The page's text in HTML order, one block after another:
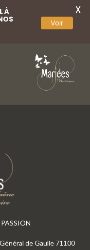
de Gaulle 71100
À
Voir
X